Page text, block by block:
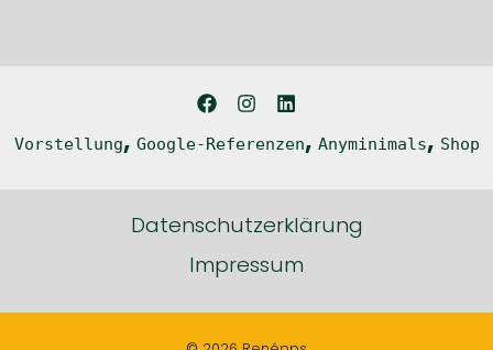
Vorstellung, Google-Referenzen, Anyminimals, Shop
Datenschutzerklärung
Impressum